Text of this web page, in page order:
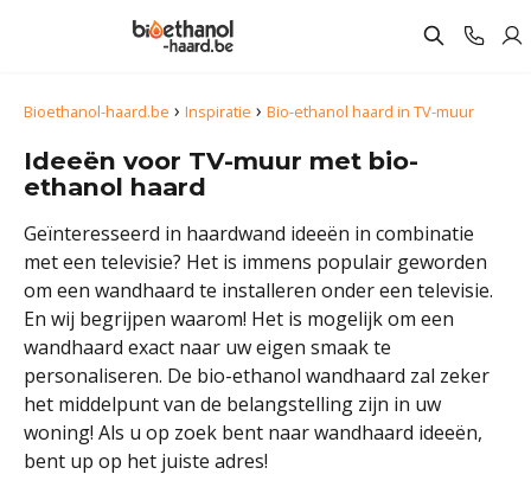
Bioethanol-haard.be › Inspiratie › Bio-ethanol haard in TV-muur
Ideeën voor TV-muur met bio-
ethanol haard
Geïnteresseerd in haardwand ideeën in combinatie
met een televisie? Het is immens populair geworden
om een wandhaard te installeren onder een televisie.
En wij begrijpen waarom! Het is mogelijk om een
wandhaard exact naar uw eigen smaak te
personaliseren. De bio-ethanol wandhaard zal zeker
het middelpunt van de belangstelling zijn in uw
woning! Als u op zoek bent naar wandhaard ideeën,
bent up op het juiste adres!